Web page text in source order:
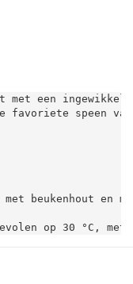
met een
favoriete speen
beukenhout en
op 30 °C,